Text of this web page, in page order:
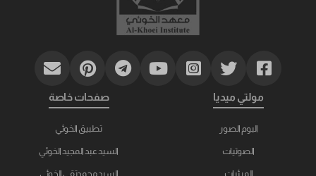
مولتي ميديا
البوم الصور
الصوتيات
المرئيات
صفحات خاصة
تطبيق الخوئي
السيد عبد المجيد الخوئي
السيد محمدتقي الخوئي